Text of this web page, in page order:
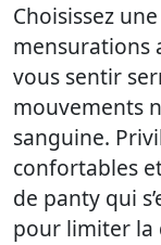
Choisissez
mensurations
vous sentir
mouvements
sanguine.
confortables
de panty qui
pour limiter la